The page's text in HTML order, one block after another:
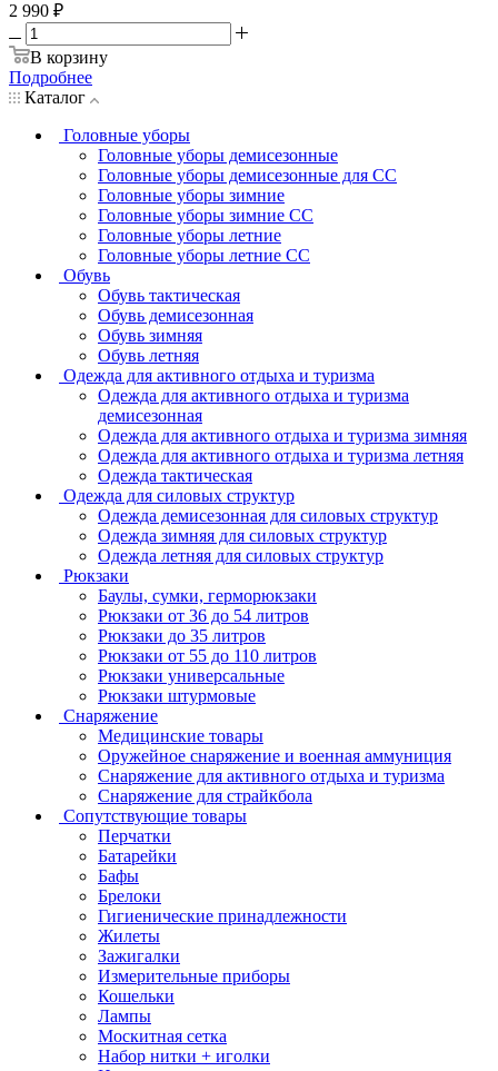
2 990 ₽
В корзину
Подробнее
Каталог
Головные уборы
Головные уборы демисезонные
Головные уборы демисезонные для СС
Головные уборы зимние
Головные уборы зимние СС
Головные уборы летние
Головные уборы летние СС
Обувь
Обувь тактическая
Обувь демисезонная
Обувь зимняя
Обувь летняя
Одежда для активного отдыха и туризма
Одежда для активного отдыха и туризма
демисезонная
Одежда для активного отдыха и туризма зимняя
Одежда для активного отдыха и туризма летняя
Одежда тактическая
Одежда для силовых структур
Одежда демисезонная для силовых структур
Одежда зимняя для силовых структур
Одежда летняя для силовых структур
Рюкзаки
Баулы, сумки, герморюкзаки
Рюкзаки от 36 до 54 литров
Рюкзаки до 35 литров
Рюкзаки от 55 до 110 литров
Рюкзаки универсальные
Рюкзаки штурмовые
Снаряжение
Медицинские товары
Оружейное снаряжение и военная аммуниция
Снаряжение для активного отдыха и туризма
Снаряжение для страйкбола
Сопутствующие товары
Перчатки
Батарейки
Бафы
Брелоки
Гигиенические принадлежности
Жилеты
Зажигалки
Измерительные приборы
Кошельки
Лампы
Москитная сетка
Набор нитки + иголки